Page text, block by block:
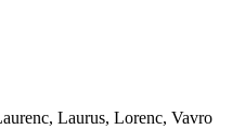
Laurus, Lorenc, Vavro